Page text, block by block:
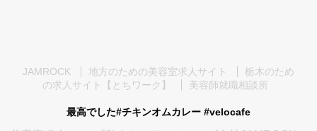
JAMROCK 地方のための美容室求人サイト
栃木のため
の求人サイト【とちワーク】
美容師就職相談所
最高でした️#チキンオムカレー #velocafe